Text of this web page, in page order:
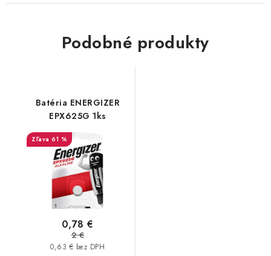
Podobné produkty
Batéria ENERGIZER
EPX625G 1ks
61 %
0,63 € bez DPH
0,78 €
2 €